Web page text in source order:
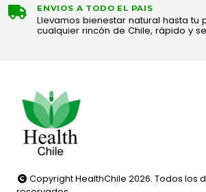
ENVIOS A TODO EL PAIS
Llevamos bienestar natural hasta tu
cualquier rincón de Chile, rápido y
Copyright HealthChile 2026. Todos los